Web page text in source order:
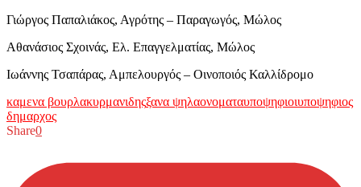
Γιώργος Παπαλιάκος, Αγρότης – Παραγωγός, Μώλος
Αθανάσιος Σχοινάς, Ελ. Επαγγελματίας, Μώλος
Ιωάννης Τσαπάρας, Αμπελουργός – Οινοποιός Καλλίδρομο
καμενα βουρλακυρμανιδηςξανα ψηλαονοματαυποψηφιοιυποψηφιος
δημαρχος
Share0